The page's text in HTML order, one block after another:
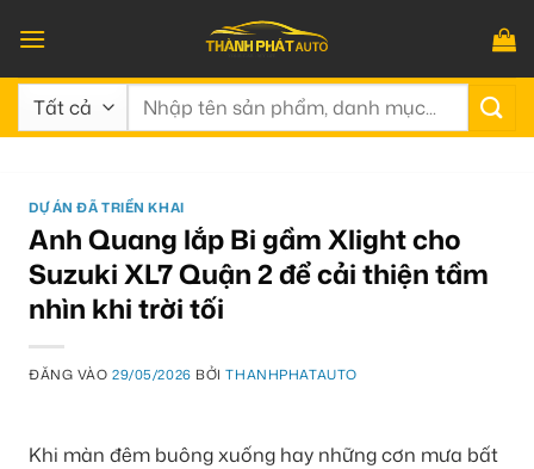
qua
nội
dung
Tìm
DỰ ÁN ĐÃ TRIỂN KHAI
Anh Quang lắp Bi gầm Xlight cho
Suzuki XL7 Quận 2 để cải thiện tầm
nhìn khi trời tối
ĐĂNG VÀO29/05/2026 BỞITHANHPHATAUTO
Khi màn đêm buông xuống hay những cơn mưa bất